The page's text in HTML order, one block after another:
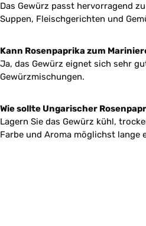
Das Gewürz passt hervorragend
Suppen, Fleischgerichten und
Kann Rosenpaprika zum
Ja, das Gewürz eignet sich sehr
Gewürzmischungen.
Wie sollte Ungarischer
Lagern Sie das Gewürz kühl,
Farbe und Aroma möglichst lange